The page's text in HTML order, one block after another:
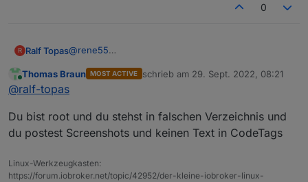
0
R Ralf Topas@rene55
Was ich eben versucht habe war, den npm install
befehl über die Konsole laufen zu lassen.
Online
Thomas Braun MOST ACTIVE schrieb am 29. Sept. 2022, 08:21
zuletzt editiert von
@ralf-topas
Du bist root und du stehst in falschen Verzeichnis und
du postest Screenshots und keinen Text in CodeTags
Linux-Werkzeugkasten:
https://forum.iobroker.net/topic/42952/der-kleine-iobroker-linux-